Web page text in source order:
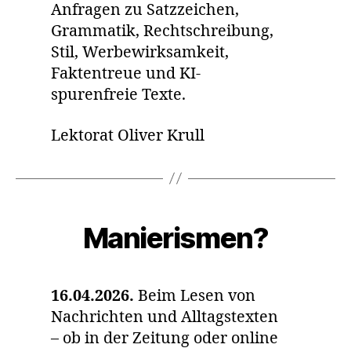
Anfragen zu Satzzeichen,
Grammatik, Rechtschreibung,
Stil, Werbewirksamkeit,
Faktentreue und KI-
spurenfreie Texte.
Lektorat Oliver Krull
Manierismen?
16.04.2026. Beim Lesen von
Nachrichten und Alltagstexten
– ob in der Zeitung oder online